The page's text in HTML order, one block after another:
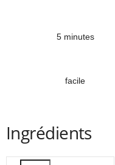
5 minutes
facile
Ingrédients